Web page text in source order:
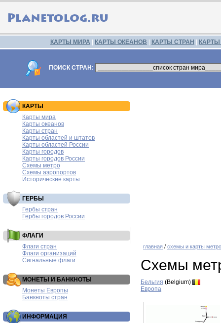
КАРТЫ МИРА КАРТЫ ОКЕАНОВ КАРТЫ СТРАН
ПОИСК СТРАН:
КАРТЫ
Карты мира
Карты океанов
Карты стран
Карты областей и штатов
Карты областей России
Карты городов
Карты городов России
Схемы метро
Схемы аэропортов
Исторические карты
ГЕРБЫ
Гербы стран
Гербы городов России
ФЛАГИ
Флаги стран
Флаги организаций
Сигнальные флаги
МОНЕТЫ И БАНКНОТЫ
Монеты Европы
Банкноты стран
ИНФОРМАЦИЯ
главная / схемы и карты метро
Схемы
Бельгия (Belgium)
Европа